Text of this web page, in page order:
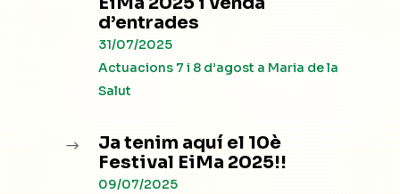
d’entrades
31/07/2025
Actuacions 7 i 8 d’agost a Maria de la
Salut
$
Ja tenim aquí el 10è
Festival EiMa 2025!!
09/07/2025